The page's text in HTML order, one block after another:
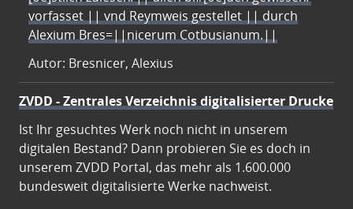
vorfasset || vnd Reymweis gestellet || durch
Alexium Bres=||nicerum Cotbusianum.||
Autor: Bresnicer, Alexius
ZVDD - Zentrales Verzeichnis digitalisierter Drucke
Ist Ihr gesuchtes Werk noch nicht in unserem
digitalen Bestand? Dann probieren Sie es doch in
unserem ZVDD Portal, das mehr als 1.600.000
bundesweit digitalisierte Werke nachweist.